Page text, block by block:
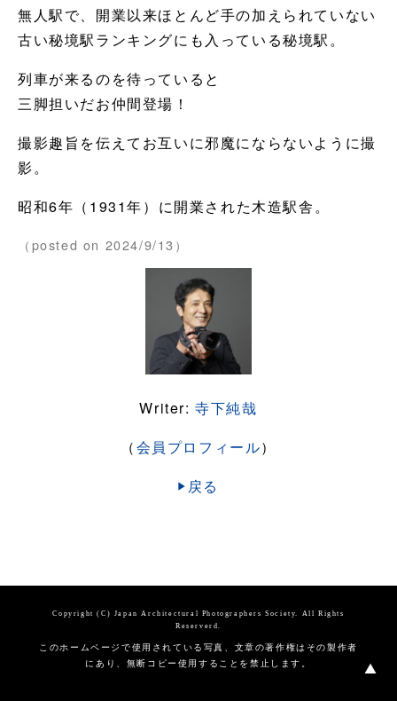
無人駅で、開業以来ほとんど手の加えられていない
古い秘境駅ランキングにも入っている秘境駅。
列車が来るのを待っていると
三脚担いだお仲間登場！
撮影趣旨を伝えてお互いに邪魔にならないように撮
影。
昭和6年（1931年）に開業された木造駅舎。
（posted on 2024/9/13）
Writer:寺下純哉
（会員プロフィール）
戻る
Copyright (C) Japan Architectural Photographers Society. All Rights
Reserverd.
このホームページで使用されている写真、文章の著作権はその製作者
にあり、無断コピー使用することを禁止します。